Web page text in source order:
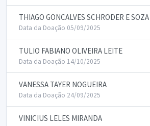
THIAGO GONCALVES SCHRODER E SOZA
Data da Doação 05/09/2025
TULIO FABIANO OLIVEIRA LEITE
Data da Doação 14/10/2025
VANESSA TAYER NOGUEIRA
Data da Doação 24/09/2025
VINICIUS LELES MIRANDA